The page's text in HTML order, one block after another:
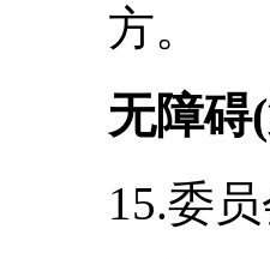
方。
无障碍
15.委